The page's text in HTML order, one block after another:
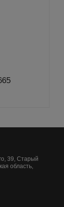
39, Старый
область,